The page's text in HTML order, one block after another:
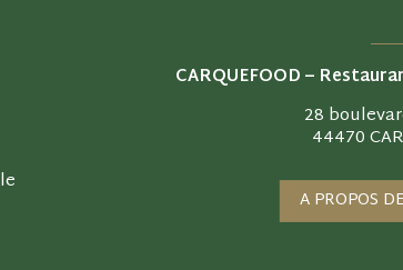
CARQUEFOOD –
28
44470
A PROPOS